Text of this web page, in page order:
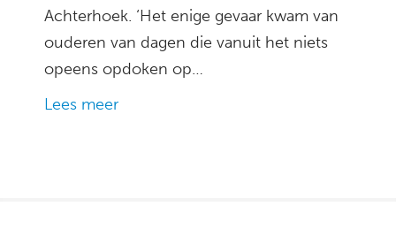
Achterhoek. ‘Het enige gevaar kwam van
ouderen van dagen die vanuit het niets
opeens opdoken op…
Lees meer